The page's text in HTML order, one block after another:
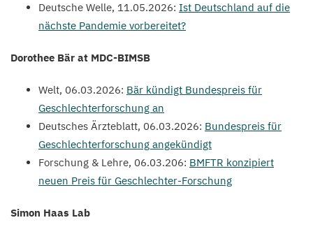
Deutsche Welle, 11.05.2026: Ist Deutschland auf die
nächste Pandemie vorbereitet?
Dorothee Bär at MDC-BIMSB
Welt, 06.03.2026: Bär kündigt Bundespreis für
Geschlechterforschung an
Deutsches Ärzteblatt, 06.03.2026: Bundespreis für
Geschlechterforschung angekündigt
Forschung & Lehre, 06.03.206: BMFTR konzipiert
neuen Preis für Geschlechter-Forschung
Simon Haas Lab